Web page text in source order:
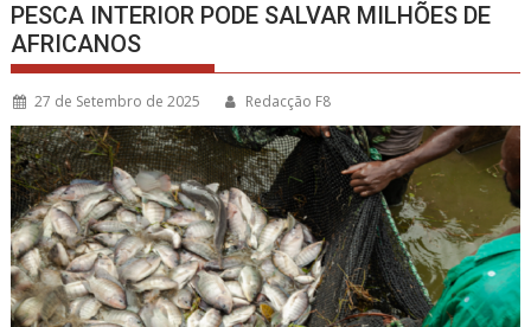
PESCA INTERIOR PODE SALVAR MILHÕES DE
AFRICANOS
27 de Setembro de 2025 Redacção F8